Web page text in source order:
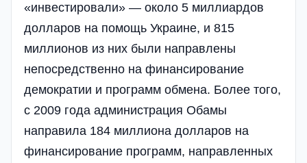
«инвестировали» — около 5 миллиардов
долларов на помощь Украине, и 815
миллионов из них были направлены
непосредственно на финансирование
демократии и программ обмена. Более того,
с 2009 года администрация Обамы
направила 184 миллиона долларов на
финансирование программ, направленных